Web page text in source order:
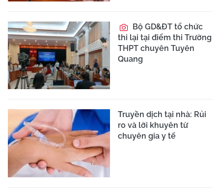
Bộ GD&ĐT tổ chức
thi lại tại điểm thi Trường
THPT chuyên Tuyên
Quang
Truyền dịch tại nhà: Rủi
ro và lời khuyên từ
chuyên gia y tế